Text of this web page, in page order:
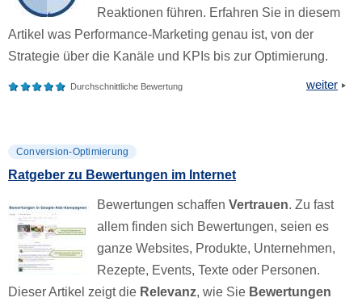
Reaktionen führen. Erfahren Sie in diesem
Artikel was Performance-Marketing genau ist, von der
Strategie über die Kanäle und KPIs bis zur Optimierung.
Durchschnittliche Bewertung weiter
Conversion-Optimierung
Ratgeber zu Bewertungen im Internet
Bewertungen schaffen Vertrauen. Zu fast
allem finden sich Bewertungen, seien es
ganze Websites, Produkte, Unternehmen,
Rezepte, Events, Texte oder Personen.
Dieser Artikel zeigt die Relevanz, wie Sie Bewertungen